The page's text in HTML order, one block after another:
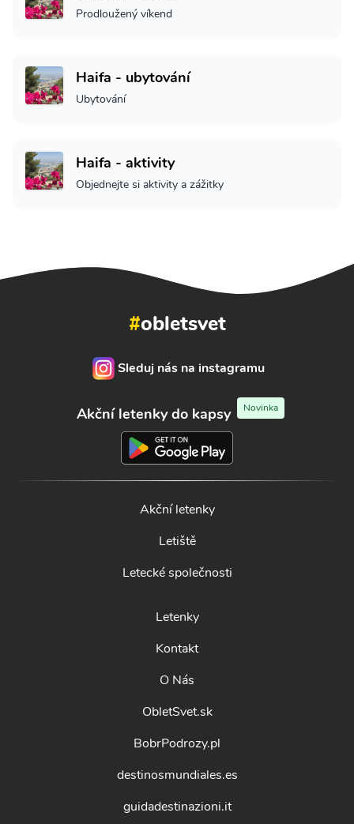
Prodloužený víkend
Haifa - ubytování
Ubytování
Haifa - aktivity
Objednejte si aktivity a zážitky
#obletsvet
Sleduj nás na instagramu
Akční letenky do kapsy Novinka
Akční letenky
Letiště
Letecké společnosti
Letenky
Kontakt
O Nás
ObletSvet.sk
BobrPodrozy.pl
destinosmundiales.es
guidadestinazioni.it